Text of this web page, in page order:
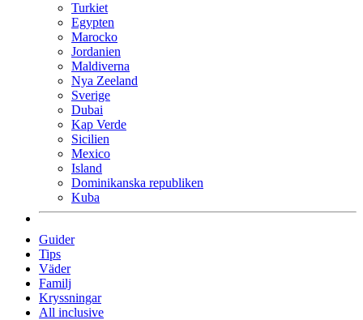
Turkiet
Egypten
Marocko
Jordanien
Maldiverna
Nya Zeeland
Sverige
Dubai
Kap Verde
Sicilien
Mexico
Island
Dominikanska republiken
Kuba
Guider
Tips
Väder
Familj
Kryssningar
All inclusive